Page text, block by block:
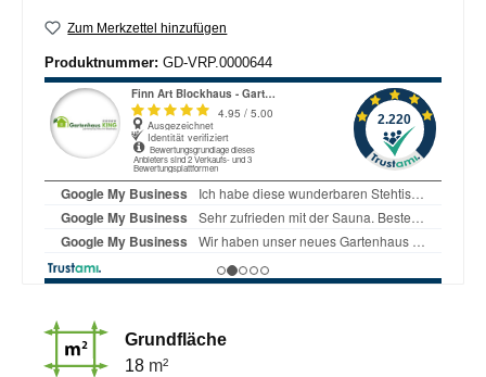
Zum Merkzettel hinzufügen
Produktnummer: GD-VRP.0000644
Grundfläche
18 m²